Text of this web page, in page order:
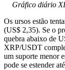
Gráfico diário
Os ursos estão
(US$ 2,35). Se o
quebra abaixo de
XRP/USDT
um suporte menor
pode se estender